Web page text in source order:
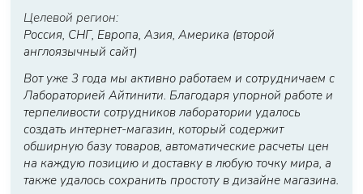
Целевой регион:
Россия, СНГ, Европа, Азия, Америка (второй
англоязычный сайт)
Вот уже 3 года мы активно работаем и сотрудничаем с
Лабораторией Айтинити. Благодаря упорной работе и
терпеливости сотрудников лаборатории удалось
создать интернет-магазин, который содержит
обширную базу товаров, автоматические расчеты цен
на каждую позицию и доставку в любую точку мира, а
также удалось сохранить простоту в дизайне магазина.